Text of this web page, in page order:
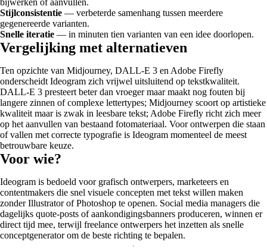
Stijlconsistentie — verbeterde samenhang tussen meerdere
gegenereerde varianten.
Snelle iteratie — in minuten tien varianten van een idee doorlopen.
Vergelijking met alternatieven
Ten opzichte van Midjourney, DALL-E 3 en Adobe Firefly
onderscheidt Ideogram zich vrijwel uitsluitend op tekstkwaliteit.
DALL-E 3 presteert beter dan vroeger maar maakt nog fouten bij
langere zinnen of complexe lettertypes; Midjourney scoort op artistieke
kwaliteit maar is zwak in leesbare tekst; Adobe Firefly richt zich meer
op het aanvullen van bestaand fotomateriaal. Voor ontwerpen die staan
of vallen met correcte typografie is Ideogram momenteel de meest
betrouwbare keuze.
Voor wie?
Ideogram is bedoeld voor grafisch ontwerpers, marketeers en
contentmakers die snel visuele concepten met tekst willen maken
zonder Illustrator of Photoshop te openen. Social media managers die
dagelijks quote-posts of aankondigingsbanners produceren, winnen er
direct tijd mee, terwijl freelance ontwerpers het inzetten als snelle
conceptgenerator om de beste richting te bepalen.